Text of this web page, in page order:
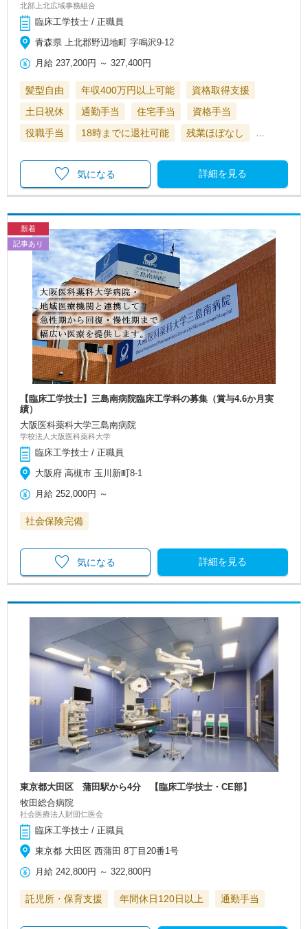
北部上北広域事務組合
臨床工学技士 / 正職員
青森県 上北郡野辺地町 字鳴沢9-12
月給 237,200円 ～327,400円
髪型自由 年収400万円以上可能
資格取得支援
土日祝休
通勤手当 住宅手当
資格手当
役職手当
18時までに退社可能 残業ほぼなし
詳細を見る
気になる
新着
記事あり
【臨床工学技士】三島南病院臨床工学科の募集（賞与4.6か月実
績）
大阪医科薬科大学三島南病院
学校法人大阪医科薬科大学
臨床工学技士 / 正職員
大阪府 高槻市 玉川新町8-1
月給 252,000円 ～
社会保険完備
詳細を見る
気になる
東京都大田区 蒲田駅から4分 【臨床工学技士・CE部】
牧田総合病院
社会医療法人財団仁医会
臨床工学技士 / 正職員
東京都 大田区 西蒲田 8丁目20番1号
月給 242,800円 ～322,800円
託児所・保育支援 年間休日120日以上 通勤手当